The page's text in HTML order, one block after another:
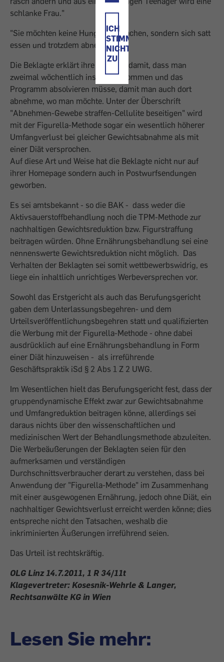
ICH
STIMME
NICHT
ZU
schlanke Frau."
"Sie möchten keine Hungerkur machen, sondern sich satt
essen und trotzdem abnehmen."
Die Beklagte erklärt ihre Methode damit, dass man
zweimal wöchentlich ins Studio kommen und das
Programm absolvieren müsse, damit man auch dort
abnehme, wo man möchte. Unter der Überschrift
"Abnehmen-Gewebe straffen-Cellulite beseitigen" wird
mit der Figurella-Methode sogar ein wesentlich höherer
Umfangverlust bei gleicher Gewichtsabnahme als mit
einer Diät versprochen.
Auf diese Art und Weise hat die Beklagte nicht nur auf
ihrer Homepage sondern auch in Postwurfsendungen
geworben.
Es sei amtsbekannt - so die BAK - dass weder die
Aktivsauerstoffbehandlung noch die TPM-Methode zur
nachhaltigen Gewichtsreduktion bzw. Figurstraffung
beitragen würden. Ohne Ernährungsbehandlung sei eine
nennenswerte Gewichtsreduktion nicht möglich. Das
Verhalten der Beklagten sei somit wettbewerbswidrig, es
liege ein inhaltlich unrichtiges Werbeversprechen vor.
Sowohl das Erstgericht als auch das Berufungsgericht
gaben dem Unterlassungsbegehren- und dem
Urteilsveröffentlichungsbegehren statt und qualifizierten
die Werbung mit der Figurella-Methode - ohne dabei
ausdrücklich auf eine Ernährungsbehandlung in Form
einer Diät hinzuweisen - als irreführende
Geschäftspraktik iSd § 2 Abs 1 Z 2 UWG.
Im Wesentlichen hielt das Berufungsgericht fest, dass der
gruppendynamische Effekt zwar zur Gewichtsabnahme
und Umfangreduktion beitragen könne, allerdings sei
daraus nichts über den wissenschaftlichen und
medizinischen Wert der Behandlungsmethode abzuleiten.
Die Werbeäußerungen der Beklagten seien für den
aufmerksamen und verständigen
Durchschnittsverbraucher derart zu verstehen, dass bei
Anwendung der "Figurella-Methode" im Zusammenhang
mit einer ausgewogenen Ernährung, jedoch ohne Diät, ein
nachhaltiger Gewichtsverlust erreicht werden könne; dies
entspreche nicht den Tatsachen, weshalb die
inkriminierten Äußerungen irreführend seien.
Das Urteil ist rechtskräftig.
OLG Linz 14.7.2011, 1 R 34/11t
Klagevertreter: Kosesnik-Wehrle & Langer,
Rechtsanwälte KG in Wien
Lesen Sie mehr: